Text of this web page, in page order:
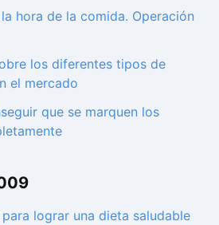
hora de la comida. Operación
los diferentes tipos de
el mercado
que se marquen los
lograr una dieta saludable